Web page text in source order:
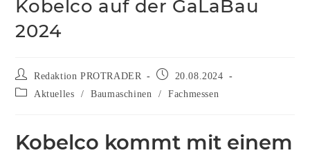
Kobelco auf der GaLaBau
2024
Redaktion PROTRADER
20.08.2024
Aktuelles
/ Baumaschinen / Fachmessen
Kobelco kommt mit einem